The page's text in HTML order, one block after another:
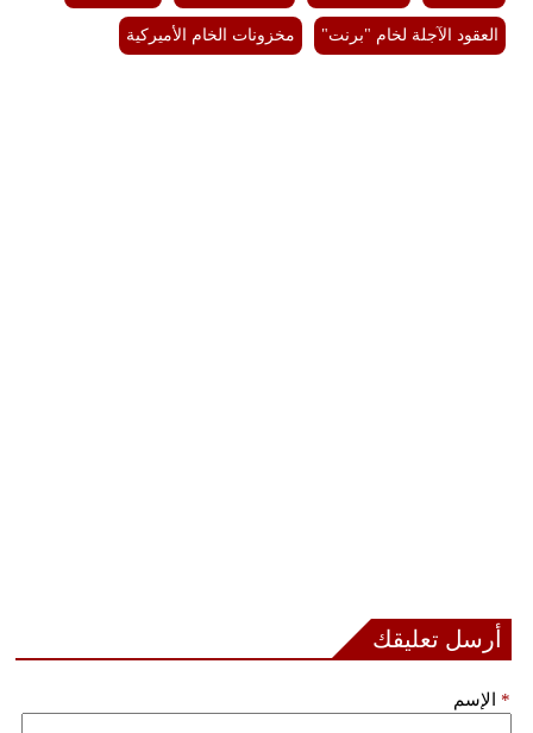
العقود الآجلة لخام "برنت" مخزونات الخام الأميركية
أرسل تعليقك
الإسم *